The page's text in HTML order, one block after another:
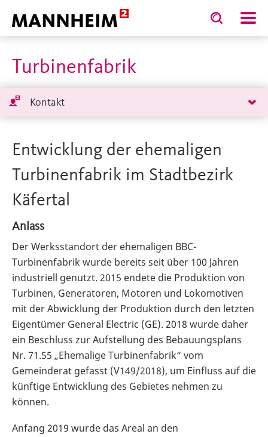
Toggle
search
input
Toggle
search
input
Turbinenfabrik
Kontakt
Entwicklung der ehemaligen
Turbinenfabrik im Stadtbezirk
Käfertal
Anlass
Der Werksstandort der ehemaligen BBC-
Turbinenfabrik wurde bereits seit über 100 Jahren
industriell genutzt. 2015 endete die Produktion von
Turbinen, Generatoren, Motoren und Lokomotiven
mit der Abwicklung der Produktion durch den letzten
Eigentümer General Electric (GE). 2018 wurde daher
ein Beschluss zur Aufstellung des Bebauungsplans
Nr. 71.55 „Ehemalige Turbinenfabrik“ vom
Gemeinderat gefasst (V149/2018), um Einfluss auf die
künftige Entwicklung des Gebietes nehmen zu
können.
Anfang 2019 wurde das Areal an den